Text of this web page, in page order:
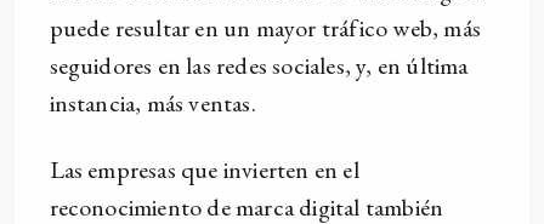
puede resultar en un mayor tráfico web, más
seguidores en las redes sociales, y, en última
instancia, más ventas.
Las empresas que invierten en el
reconocimiento de marca digital también